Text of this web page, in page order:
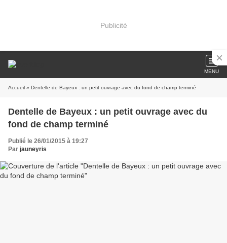
Publicité
MENU
Accueil » Dentelle de Bayeux : un petit ouvrage avec du fond de champ terminé
Dentelle de Bayeux : un petit ouvrage avec du
fond de champ terminé
Publié le 26/01/2015 à 19:27
Par jauneyris